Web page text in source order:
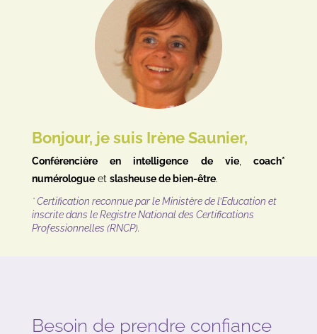
Bonjour, je suis Irène Saunier,
Conférencière en intelligence de vie,
coach*
numérologueet slasheuse de bien-être.
* Certification reconnue par le Ministère de l’Education et
inscrite dans le Registre National des Certifications
Professionnelles (RNCP).
Besoin de prendre confiance